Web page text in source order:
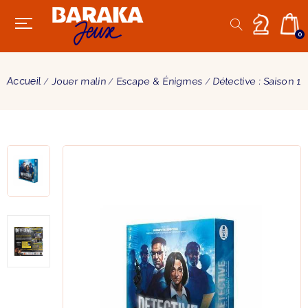
0
Accueil Jouer malin Escape & Énigmes Détective : Saison 1